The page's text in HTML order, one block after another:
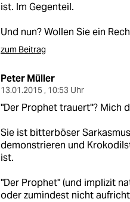
ist. Im Gegenteil.
Und nun? Wollen Sie ein
zum Beitrag
Peter Müller
13.01.2015 , 10:53 Uhr
"Der Prophet trauert"? Mich
Sie ist bitterböser
demonstrieren und
ist.
"Der Prophet" (und implizit
oder zumindest nicht